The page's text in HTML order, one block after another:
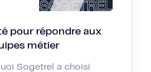
pour répondre aux
métier
Sogetrel a choisi